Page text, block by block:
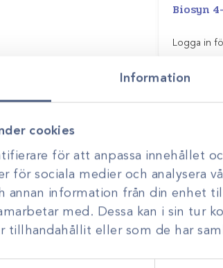
Information
cookies
för att anpassa innehållet
för sociala medier och analysera
annan information från din enhet
med. Dessa kan i sin tur
tillhandahållit eller som de har
Biosyn
Logga in
/3dz
Art.nr211275